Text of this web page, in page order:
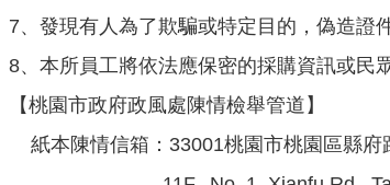
7、發現有人為了欺騙或特定目的，偽造證
8、本所員工將依法應保密的採購資訊或民
【桃園市政府政風處陳情檢舉管道】
紙本陳情信箱：33001桃園市桃園區縣府